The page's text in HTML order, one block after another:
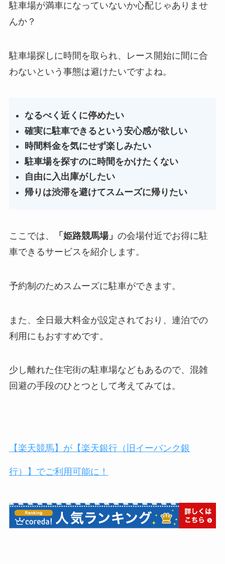
駐車場が満車になっていないか心配じゃありませ
んか？
駐車場探しに時間を取られ、レース開始に間に合
わないという事態は避けたいですよね。
なるべく近くに停めたい
確実に駐車できるという安心感が欲しい
時間料金を気にせず楽しみたい
駐車場を探すのに時間をかけたくない
自由に入出庫がしたい
帰りは渋滞を避けてスムーズに帰りたい
ここでは、 「 姫路競馬場」 の会場付近でお得に駐
車できるサービスを紹介します。
予約制のためスムーズに駐車ができます。
また、全日最大料金が設定されており、連泊での
利用にもおすすめです。
少し離れた住宅街の駐車場などもあるので、混雑
回避の手段のひとつとして考えてみては。
【楽天競馬】が【楽天銀行（旧イーバンク銀
行）】でご利用可能に！